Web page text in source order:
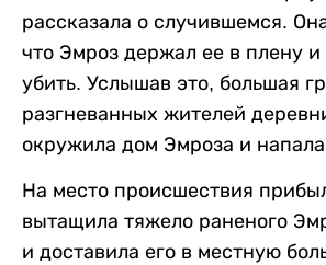
рассказала о случившемся.
что Эмроз держал ее в плену и
убить. Услышав это, большая
разгневанных жителей
окружила дом Эмроза и напала
На место происшествия
вытащила тяжело раненого
и доставила его в местную